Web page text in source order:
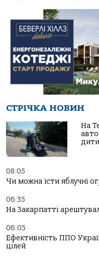
СТРІЧКА НОВИН
На
08:05
Чи можна їсти яблучні
06:35
На Закарпатті
06:05
Ефективність ППО
цілей